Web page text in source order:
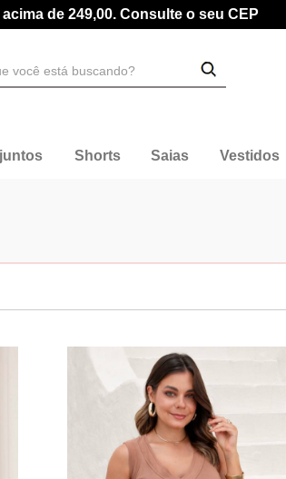
de 249,00. Consulte o seu CEP
Shorts Saias Vestidos